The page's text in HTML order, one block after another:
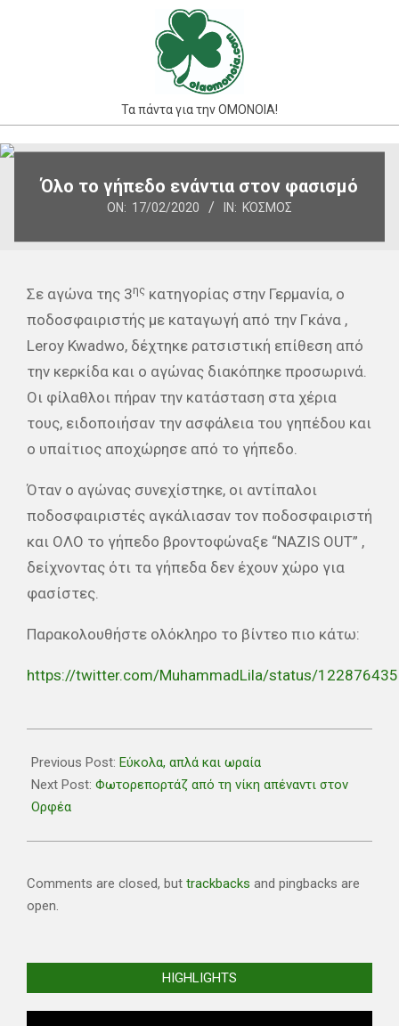
Τα πάντα για την ΟΜΟΝΟΙΑ!
Primary
NavigationΌλο το γήπεδο ενάντια στον φασισμό
ON: 17/02/2020 IN: ΚΌΣΜΟΣ
Σε αγώνα της 3ης κατηγορίας στην Γερμανία, ο
ποδοσφαιριστής με καταγωγή από την Γκάνα ,
Leroy Kwadwo, δέχτηκε ρατσιστική επίθεση από
την κερκίδα και ο αγώνας διακόπηκε προσωρινά.
Οι φίλαθλοι πήραν την κατάσταση στα χέρια
τους, ειδοποιήσαν την ασφάλεια του γηπέδου και
ο υπαίτιος αποχώρησε από το γήπεδο.
Όταν ο αγώνας συνεχίστηκε, οι αντίπαλοι
ποδοσφαιριστές αγκάλιασαν τον ποδοσφαιριστή
και ΟΛΟ το γήπεδο βροντοφώναξε “NAZIS OUT” ,
δείχνοντας ότι τα γήπεδα δεν έχουν χώρο για
φασίστες.
Παρακολουθήστε ολόκληρο το βίντεο πιο κάτω:
https://twitter.com/MuhammadLila/status/
02-
17
Previous Post: Εύκολα, απλά και ωραία
Next Post: Φωτορεπορτάζ από τη νίκη απέναντι στον
Ορφέα
Comments are closed, but trackbacks and pingbacks are
open.
HIGHLIGHTS